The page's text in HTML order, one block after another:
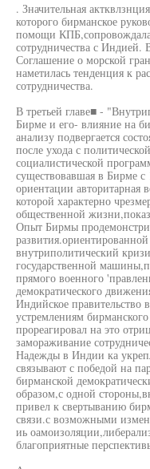
. Значительная
которого бирманское
помощи
сотрудничества с Индией.
Соглашение о морской
наметилась тенденция к
сотрудничества.
В третьей главе■ -
Бирме и его- влияние на
анализу подвергается
после ухода с
социалистической
существовавшая в Бирме с
ориентации авторитарная
которой характерно
общественной
Опыт Бирмы
внутриполитический
государственной
прямого военного
демократического
Индийское правительство
устремлениям
прореагировал на это
замораживание
Надежды в Индии ка
связывают с победой на
бирманской
образом,с одной
привел к свертыванию
связи.с возможными
иь
благоприятные